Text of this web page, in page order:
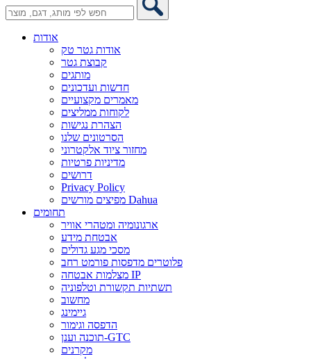
אודות
אודות גטר טק
קבוצת גטר
מותגים
חדשות ועדכונים
מאמרים מקצועיים
לקוחות ממליצים
הצהרת נגישות
הסרטונים שלנו
מחזור ציוד אלקטרוני
מדיניות פרטיות
דרושים
Privacy Policy
מפיצים מורשים Dahua
תחומים
ארגונומיה ומטהרי אוויר
אבטחת מידע
מסכי מגע גדולים
פלוטרים מדפסות פורמט רחב
מצלמות אבטחה IP
תשתיות תקשורת וטלפוניה
מחשוב
גיימינג
הדפסה וגימור
תוכנה וענן-GTC
מקרנים